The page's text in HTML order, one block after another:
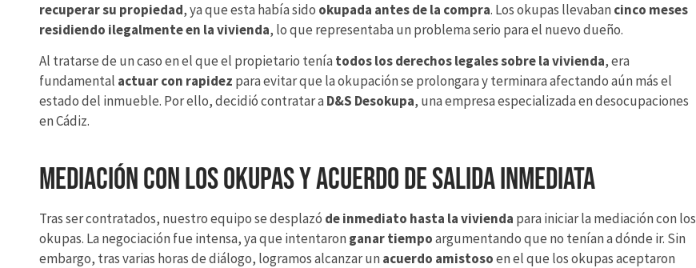
recuperar su propiedad, ya que esta había sido okupada antes de la compra. Los okupas llevaban cinco meses
residiendo ilegalmente en la vivienda, lo que representaba un problema serio para el nuevo dueño.
Al tratarse de un caso en el que el propietario tenía todos los derechos legales sobre la vivienda, era
fundamental actuar con rapidez para evitar que la okupación se prolongara y terminara afectando aún más el
estado del inmueble. Por ello, decidió contratar a D&S Desokupa, una empresa especializada en desocupaciones
en Cádiz.
Mediación con los okupas y acuerdo de salida inmediata
Tras ser contratados, nuestro equipo se desplazó de inmediato hasta la vivienda para iniciar la mediación con los
okupas. La negociación fue intensa, ya que intentaron ganar tiempoargumentando que no tenían a dónde ir. Sin
embargo, tras varias horas de diálogo, logramos alcanzar un acuerdo amistosoen el que los okupas aceptaron